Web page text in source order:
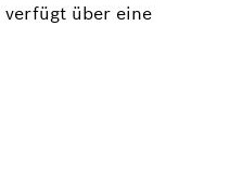
über eine